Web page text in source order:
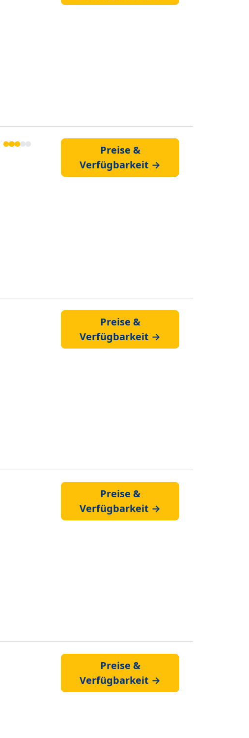
Preise &
Verfügbarkeit →
Preise &
Verfügbarkeit →
Preise &
Verfügbarkeit →
Preise &
Verfügbarkeit →